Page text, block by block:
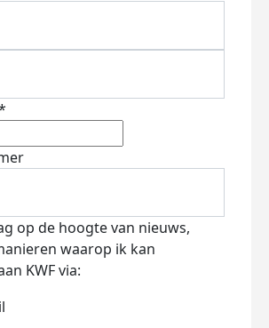
op de hoogte van nieuws,
waarop ik kan
KWF via: